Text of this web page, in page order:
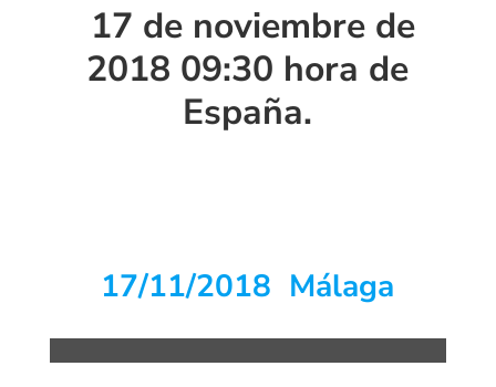
17 de noviembre de
2018 09:30 hora de
España.
17/11/2018 Málaga